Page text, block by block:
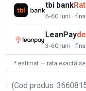
tbi bank
6-60 luni ·
LeanPay
3-60 luni ·
* estimat — rata exactă
: (Cod produs: